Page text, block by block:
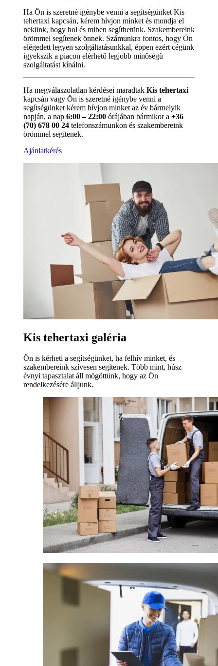
Ha Ön is szeretné igénybe venni a segítségünket Kis
tehertaxi kapcsán, kérem hívjon minket és mondja el
nekünk, hogy hol és miben segíthetünk. Szakembereink
örömmel segítenek önnek. Számunkra fontos, hogy Ön
elégedett legyen szolgáltatásunkkal, éppen ezért cégünk
igyekszik a piacon elérhető legjobb minőségű
szolgáltatást kínálni.
Ha megválaszolatlan kérdései maradtak Kis tehertaxi
kapcsán vagy Ön is szeretné igénybe venni a
segítségünket kérem hívjon minket az év bármelyik
napján, a nap 6:00 – 22:00 órájában bármikor a +36
(70) 678 00 24 telefonszámunkon és szakembereink
örömmel segítenek.
Ajánlatkérés
Kis tehertaxi galéria
Ön is kérheti a segítségünket, ha felhív minket, és
szakembereink szívesen segítenek. Több mint, húsz
évnyi tapasztalat áll mögöttünk, hogy az Ön
rendelkezésére álljunk.